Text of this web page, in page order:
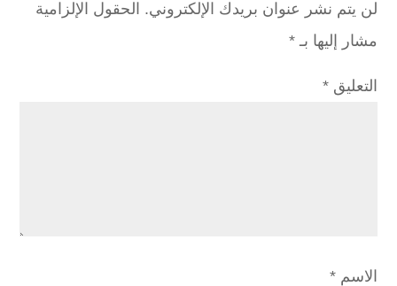
لن يتم نشر عنوان بريدك الإلكتروني. الحقول الإلزامية
مشار إليها بـ *
التعليق *
الاسم *